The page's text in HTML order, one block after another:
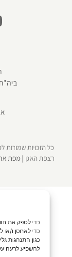
כדי לאחסן ו/או לגשת
כגון התנהגות גלישה או
להשפיע לרעה על תכונות
ביה"ח
הזכויות שמורות לפרופ'
האגן |מפת אתר|